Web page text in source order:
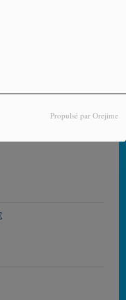
Propulsé par Orejime